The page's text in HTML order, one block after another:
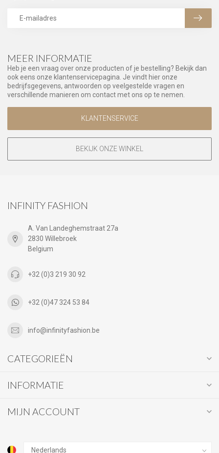
MEER INFORMATIE
Heb je een vraag over onze producten of je bestelling? Bekijk dan
ook eens onze klantenservicepagina. Je vindt hier onze
bedrijfsgegevens, antwoorden op veelgestelde vragen en
verschillende manieren om contact met ons op te nemen.
KLANTENSERVICE
BEKIJK ONZE WINKEL
INFINITY FASHION
A. Van Landeghemstraat 27a
2830 Willebroek
Belgium
+32 (0)3 219 30 92
+32 (0)47 324 53 84
info@infinityfashion.be
CATEGORIEËN
INFORMATIE
MIJN ACCOUNT